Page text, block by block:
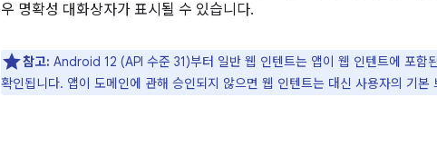
우 명확성 대화상자가 표시될 수 있습니다.
참고: Android 12 (API 수준 31)부터 일반 웹 인텐트는 앱이 웹 인텐트에 포함
확인됩니다. 앱이 도메인에 관해 승인되지 않으면 웹 인텐트는 대신 사용자의 기본